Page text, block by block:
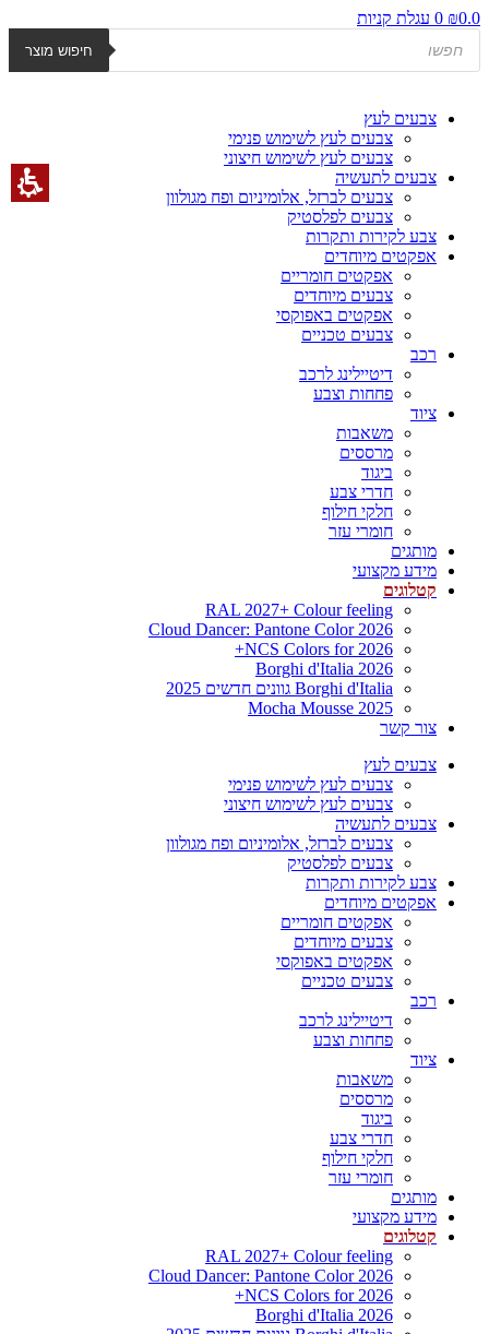
דלג
לתוכן
₪0.0
0 עגלת קניות
Products
search
חיפוש מוצר
צבעים לעץ
צבעים לעץ לשימוש פנימי
צבעים לעץ לשימוש חיצוני
צבעים לתעשיה
צבעים לברזל, אלומיניום ופח מגולוון
צבעים לפלסטיק
צבע לקירות ותקרות
אפקטים מיוחדים
אפקטים חומריים
צבעים מיוחדים
אפקטים באפוקסי
צבעים טכניים
רכב
דיטיילינג לרכב
פחחות וצבע
ציוד
משאבות
מרססים
ביגוד
חדרי צבע
חלקי חילוף
חומרי עזר
מותגים
מידע מקצועי
קטלוגים
RAL 2027+ Colour feeling
Cloud Dancer: Pantone Color 2026
NCS Colors for 2026+
Borghi d'Italia 2026
Borghi d'Italia גוונים חדשים 2025
Mocha Mousse 2025
צור קשר
צבעים לעץ
צבעים לעץ לשימוש פנימי
צבעים לעץ לשימוש חיצוני
צבעים לתעשיה
צבעים לברזל, אלומיניום ופח מגולוון
צבעים לפלסטיק
צבע לקירות ותקרות
אפקטים מיוחדים
אפקטים חומריים
צבעים מיוחדים
אפקטים באפוקסי
צבעים טכניים
רכב
דיטיילינג לרכב
פחחות וצבע
ציוד
משאבות
מרססים
ביגוד
חדרי צבע
חלקי חילוף
חומרי עזר
מותגים
מידע מקצועי
קטלוגים
RAL 2027+ Colour feeling
Cloud Dancer: Pantone Color 2026
NCS Colors for 2026+
Borghi d'Italia 2026